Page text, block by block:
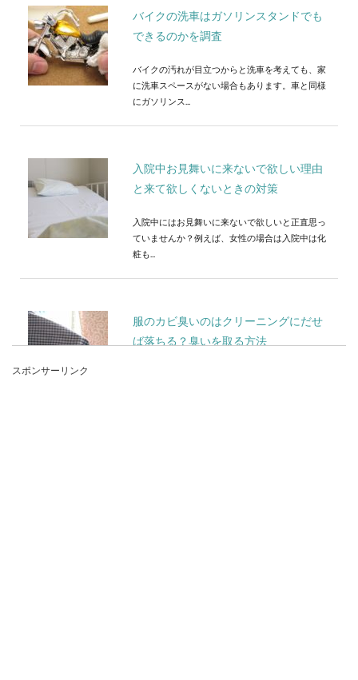
バイクの洗車はガソリンスタンドでも
できるのかを調査
バイクの汚れが目立つからと洗車を考えても、家
に洗車スペースがない場合もあります。車と同様
にガソリンス...
入院中お見舞いに来ないで欲しい理由
と来て欲しくないときの対策
入院中にはお見舞いに来ないで欲しいと正直思っ
ていませんか？例えば、女性の場合は入院中は化
粧も...
服のカビ臭いのはクリーニングにだせ
ば落ちる？臭いを取る方法
スポンサーリンク